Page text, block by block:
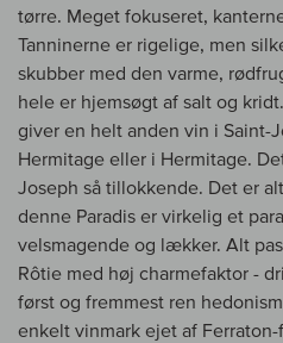
tørre. Meget fokuseret,
Tanninerne er rigelige, men
skubber med den varme,
hele er hjemsøgt af salt og
giver en helt anden vin i Saint-
Hermitage eller i Hermitage.
Joseph så tillokkende. Det er
denne Paradis er virkelig et
velsmagende og lækker. Alt
Rôtie med høj charmefaktor -
først og fremmest ren
enkelt vinmark ejet af